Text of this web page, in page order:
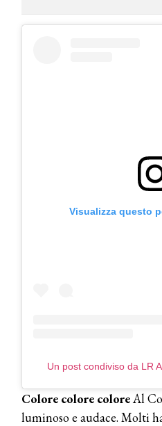
Visualizza questo
Un post condiviso da LR
Colore colore coloreAl
luminoso e audace. Molti